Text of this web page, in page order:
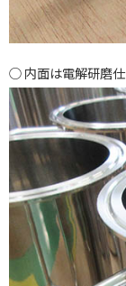
内面は電解研磨